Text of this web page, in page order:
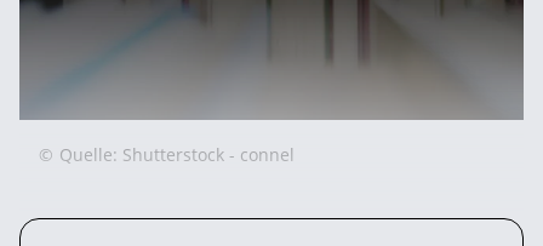
© Quelle: Shutterstock - connel